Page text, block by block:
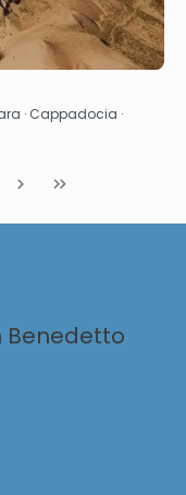
· Cappadocia ·
Benedetto